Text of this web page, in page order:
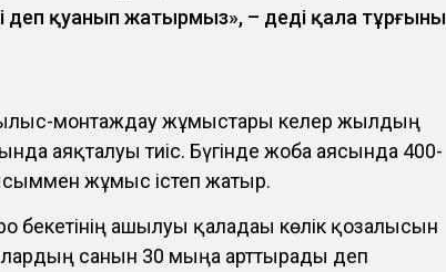
деп қуанып жатырмыз», – деді қала тұрғыны
монтаждау жұмыстары келер жылдың
аяқталуы тиіс. Бүгінде жоба аясында 400-
жұмыс істеп жатыр.
бекетінің ашылуы қаладағы көлік қозғалысын
санын 30 мыңға арттырады деп